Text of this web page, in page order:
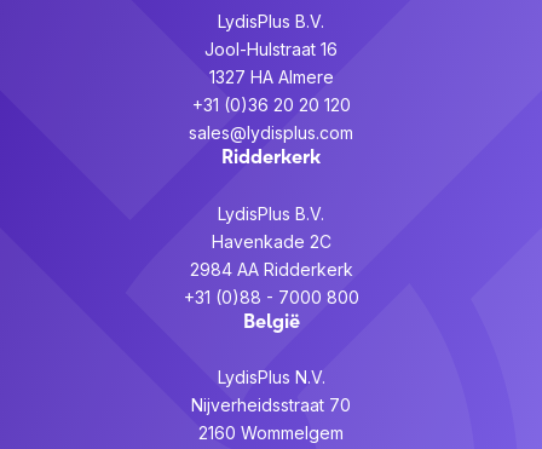
LydisPlus B.V.
Jool-Hulstraat 16
1327 HA Almere
+31 (0)36 20 20 120
sales@lydisplus.com
Ridderkerk
LydisPlus B.V.
Havenkade 2C
2984 AA Ridderkerk
+31 (0)88 - 7000 800
België
LydisPlus N.V.
Nijverheidsstraat 70
2160 Wommelgem